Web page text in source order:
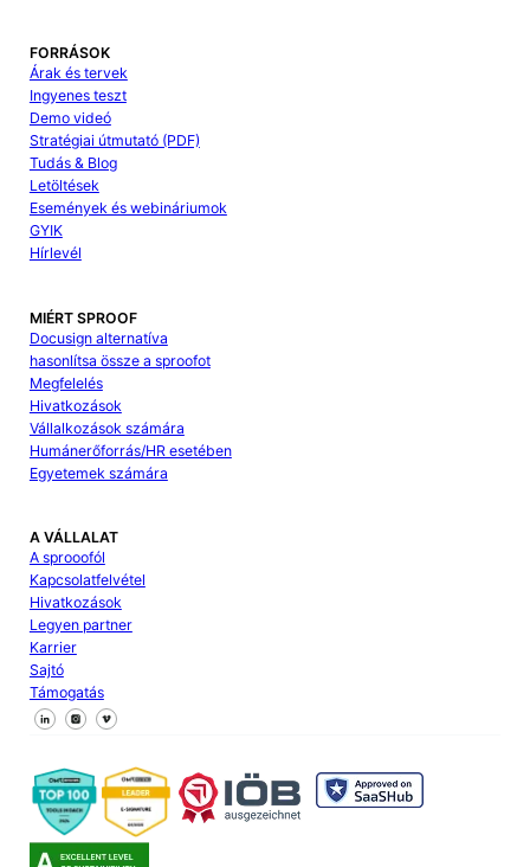
FORRÁSOK
Árak és tervek
Ingyenes teszt
Demo videó
Stratégiai útmutató (PDF)
Tudás & Blog
Letöltések
Események és webináriumok
GYIK
Hírlevél
MIÉRT SPROOF
Docusign alternatíva
hasonlítsa össze a sproofot
Megfelelés
Hivatkozások
Vállalkozások számára
Humánerőforrás/HR esetében
Egyetemek számára
A VÁLLALAT
A sprooofól
Kapcsolatfelvétel
Hivatkozások
Legyen partner
Karrier
Sajtó
Támogatás
Kövessen minket a Facebookon
Kövessen minket az X-en
Kövessen minket a LinkedIn-en